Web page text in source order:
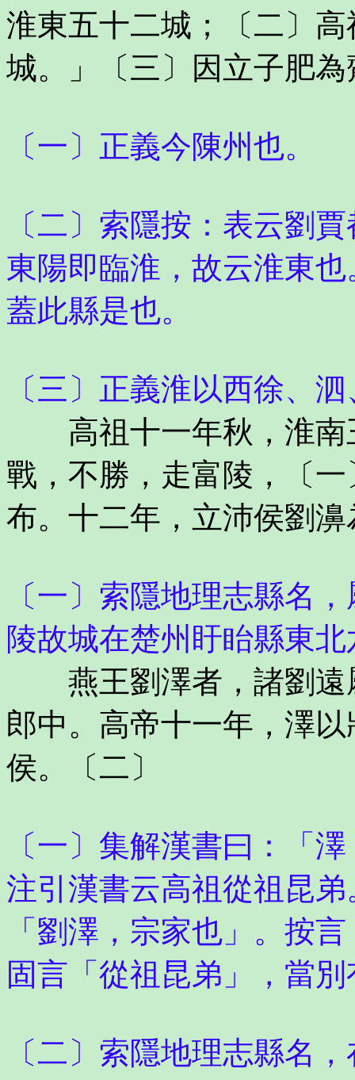
淮東五十二城；〔二〕
城。」〔三〕因立子肥
〔一〕正義今陳州也。
〔二〕索隱按：表云劉
東陽即臨淮，故云淮東
蓋此縣是也。
〔三〕正義淮以西徐、
高祖十一年秋，淮南
戰，不勝，走富陵，〔
布。十二年，立沛侯劉
〔一〕索隱地理志縣名
陵故城在楚州盱眙縣東
燕王劉澤者，諸劉遠
郎中。高帝十一年，澤
侯。〔二〕
〔一〕集解漢書曰：「
注引漢書云高祖從祖昆
「劉澤，宗家也」。按
固言「從祖昆弟」，當
〔二〕索隱地理志縣名